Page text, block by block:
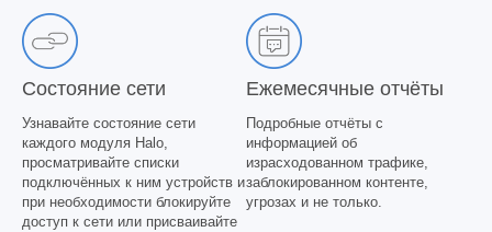
Состояние сети
Узнавайте состояние сети
каждого модуля Halo,
просматривайте списки
подключённых к ним устройств и
при необходимости блокируйте
доступ к сети или присваивайте
Ежемесячные отчёты
Подробные отчёты с
информацией об
израсходованном трафике,
заблокированном контенте,
угрозах и не только.